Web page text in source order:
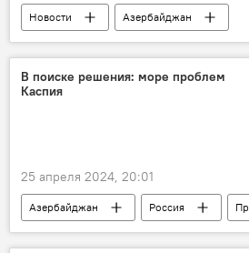
Новости
Азербайджан
освобожденные земли
массовое захоронение
В поиске решения: море проблем
Каспия
25 апреля 2024, 20:01
Азербайджан Россия
Каспийское море
Наука